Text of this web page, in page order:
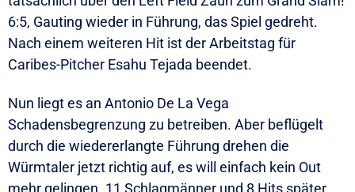
6:5, Gauting wieder in Führung, das Spiel gedreht.
Nach einem weiteren Hit ist der Arbeitstag für
Caribes-Pitcher Esahu Tejada beendet.
Nun liegt es an Antonio De La Vega
Schadensbegrenzung zu betreiben. Aber beflügelt
durch die wiedererlangte Führung drehen die
Würmtaler jetzt richtig auf, es will einfach kein Out
mehr gelingen. 11 Schlagmänner und 8 Hits später